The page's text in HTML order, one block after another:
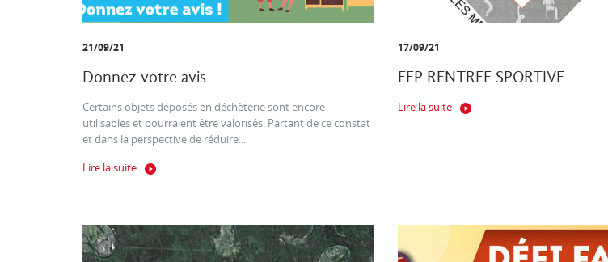
21/09/21
Donnez votre avis
Certains objets déposés en déchèterie sont encore
utilisables et pourraient être valorisés. Partant de ce constat
et dans la perspective de réduire...
Lire la suite
17/09/21
FEP RENTREE SPORTIVE
Lire la suite